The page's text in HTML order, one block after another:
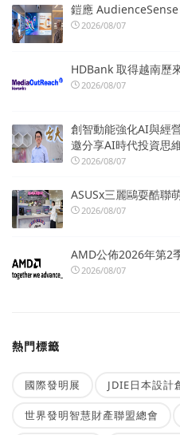
鎧應
2026/08/07
HDBank 取得越南歷
2026/08/07
創智動能強化AI與經
邀分享AI時代投資思
2026/08/07
ASUSx三麗鷗耍酷聯
2026/08/07
AMD公佈2026年第2
2026/08/07
熱門標籤
國際發明展 JDIE日本設計
世界發明智慧財產聯盟總會